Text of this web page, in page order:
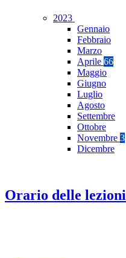
2023
Gennaio
Febbraio
Marzo
Aprile 66
Maggio
Giugno
Luglio
Agosto
Settembre
Ottobre
Novembre 3
Dicembre
Orario delle lezioni